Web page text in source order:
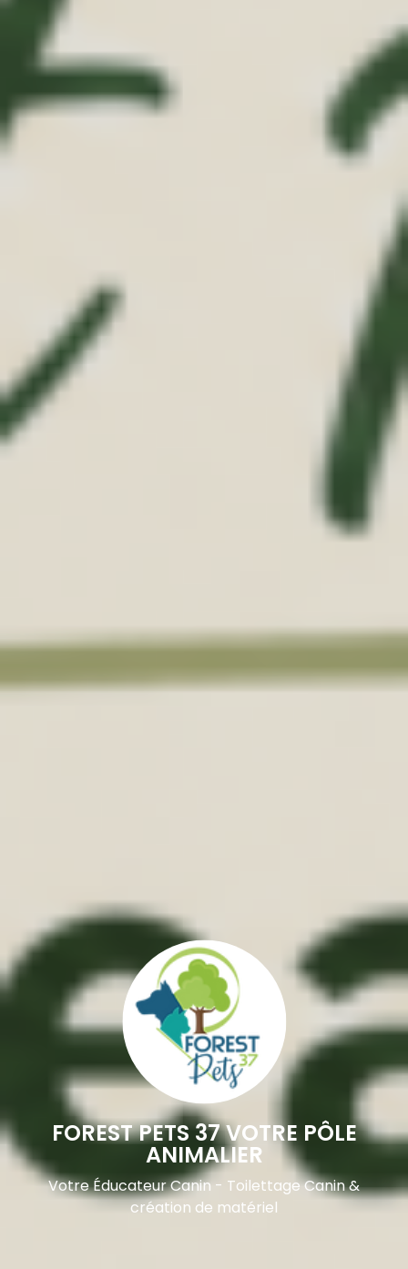
FOREST PETS 37 VOTRE PÔLE
ANIMALIER
Votre Éducateur Canin - Toilettage Canin &
création de matériel